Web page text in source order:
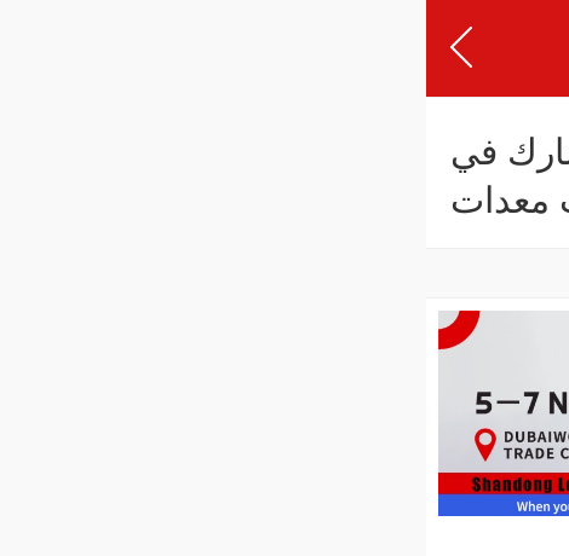
في
بأحدث معدات